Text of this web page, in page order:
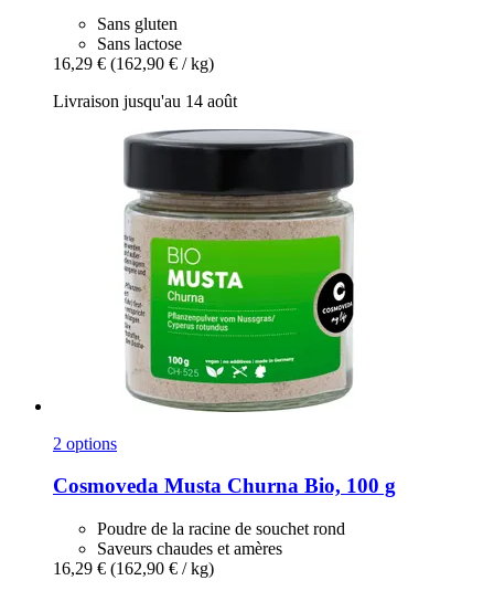
Sans gluten
Sans lactose
16,29 € (162,90 € / kg)
Livraison jusqu'au 14 août
2 options
Cosmoveda Musta Churna Bio, 100 g
Poudre de la racine de souchet rond
Saveurs chaudes et amères
16,29 € (162,90 € / kg)